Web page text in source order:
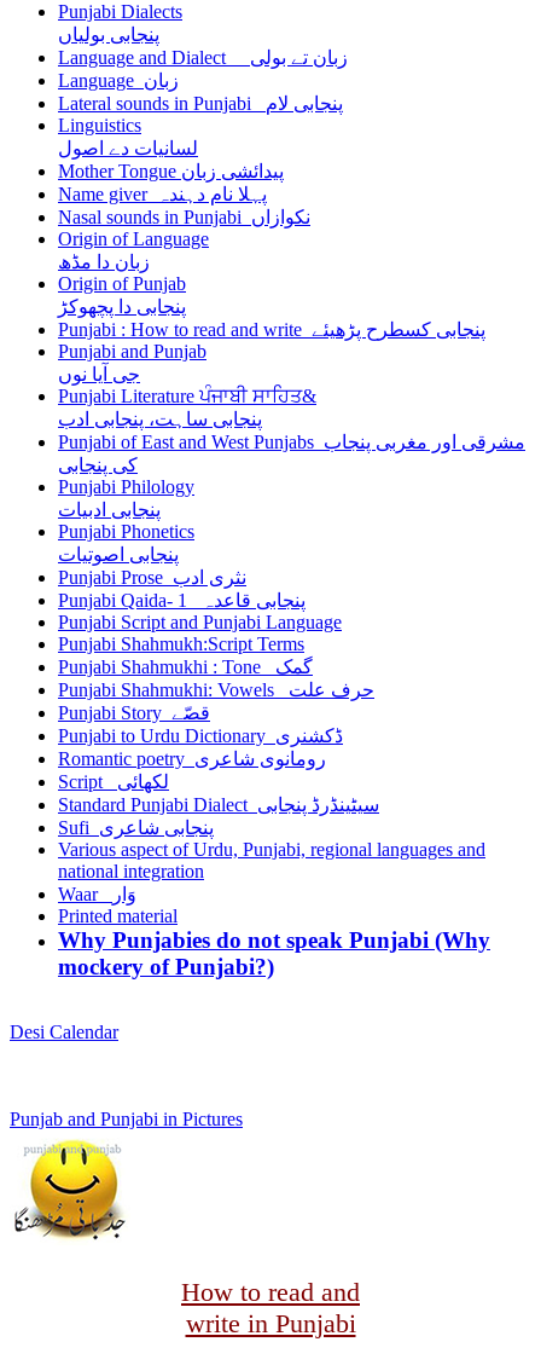
Punjabi Dialects
پنجابی بولیاں
Language and Dialect زبان تے بولی
Language زبان
Lateral sounds in Punjabi پنجابی لام
Linguistics
لسانیات دے اصول
Mother Tongue پیدائشی زبان
Name giver پہلا نام دہندہ
Nasal sounds in Punjabi نکوازاں
Origin of Language
زبان دا مڈھ
Origin of Punjab
پنجابی دا پچھوکڑ
Punjabi : How to read and write پنجابی کسطرح پڑھیئے
Punjabi and Punjab
جی آیا نوں
Punjabi Literature ਪੰਜਾਬੀ ਸਾਹਿਤ&
پنجابی ساہت، پنجابی ادب
Punjabi of East and West Punjabs مشرقی اور مغربی پنجاب
کی پنجابی
Punjabi Philology
پنجابی ادبیات
Punjabi Phonetics
پنجابی اصوتیات
Punjabi Prose نثری ادب
Punjabi Qaida- 1 پنجابی قاعدہ
Punjabi Script and Punjabi Language
Punjabi Shahmukh:Script Terms
Punjabi Shahmukhi : Tone گمک
Punjabi Shahmukhi: Vowels حرف علت
Punjabi Story قصّے
Punjabi to Urdu Dictionary ڈکشنری
Romantic poetry رومانوی شاعری
Script لکھائی
Standard Punjabi Dialect سیٹینڈرڈ پنجابی
Sufi پنجابی شاعری
Various aspect of Urdu, Punjabi, regional languages and
national integration
Waar وَار
Printed material
Why Punjabies do not speak Punjabi (Why
mockery of Punjabi?)
Desi Calendar
Punjab and Punjabi in Pictures
How to read and
write in Punjabi